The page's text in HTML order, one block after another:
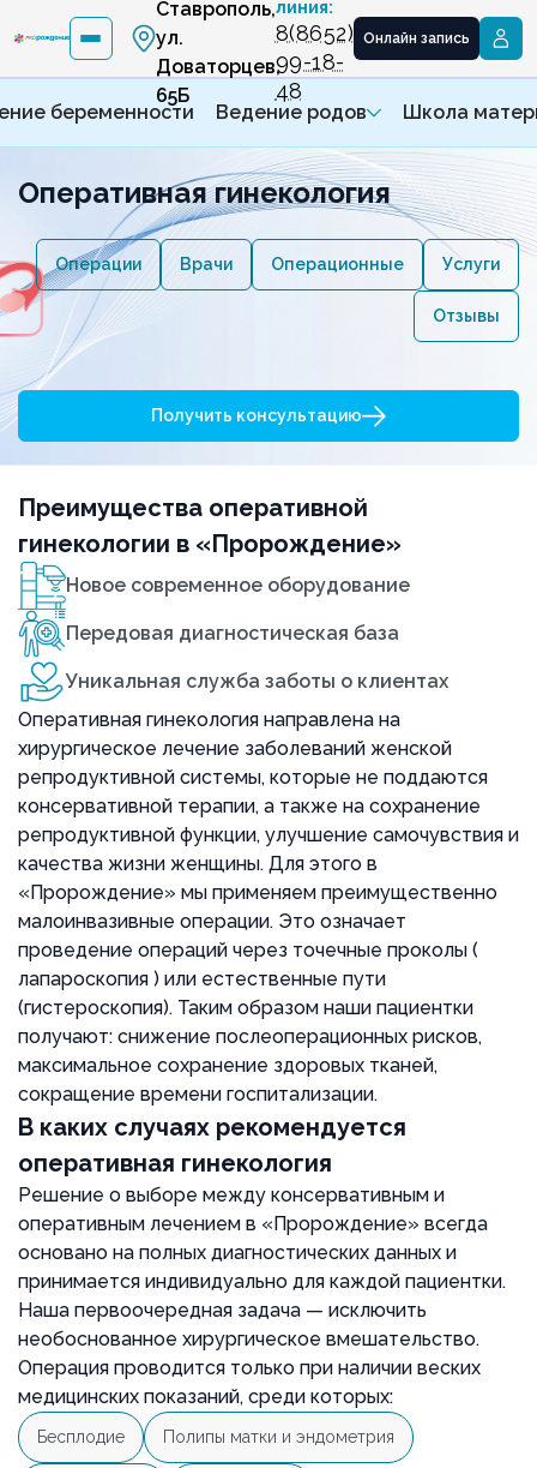
Ставрополь,
ул.
Доваторцев,
65Б
линия:
8(8652)
99-18-
48
Онлайн запись
беременности Ведение родов Школа
Оперативная гинекология
Операции Врачи Операционные Услуги
Отзывы
Получить консультацию
Преимущества оперативной
гинекологии в «Пророждение»
Новое современное оборудование
Передовая диагностическая база
Уникальная служба заботы о клиентах
Оперативная гинекология направлена на
хирургическое лечение заболеваний женской
репродуктивной системы, которые не поддаются
консервативной терапии, а также на сохранение
репродуктивной функции, улучшение самочувствия и
качества жизни женщины. Для этого в
«Пророждение» мы применяем преимущественно
малоинвазивные операции. Это означает
проведение операций через точечные проколы (
лапароскопия ) или естественные пути
(гистероскопия). Таким образом наши пациентки
получают: снижение послеоперационных рисков,
максимальное сохранение здоровых тканей,
сокращение времени госпитализации.
В каких случаях рекомендуется
оперативная гинекология
Решение о выборе между консервативным и
оперативным лечением в «Пророждение» всегда
основано на полных диагностических данных и
принимается индивидуально для каждой пациентки.
Наша первоочередная задача — исключить
необоснованное хирургическое вмешательство.
Операция проводится только при наличии веских
медицинских показаний, среди которых:
Бесплодие Полипы матки и эндометрия